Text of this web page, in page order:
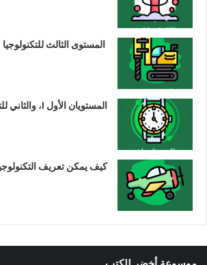
المستوى الثالث للتكنولوجيا III
المستويان الأول I، والثاني للتكنولوجيا II
كيف يمكن تعريف